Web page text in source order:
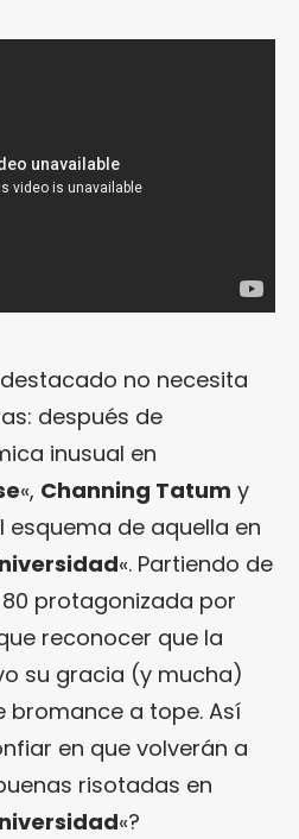
no necesita
después de
inusual en
«, Channing Tatum y
esquema de aquella en
«. Partiendo de
protagonizada por
reconocer que la
su gracia (y mucha)
bromance a tope. Así
en que volverán a
risotadas en
«?